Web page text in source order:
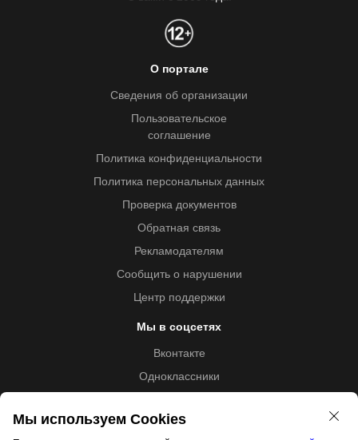
О портале
Сведения об организации
Пользовательское
соглашение
Политика конфиденциальности
Политика персональных данных
Проверка документов
Обратная связь
Рекламодателям
Сообщить о нарушении
Центр поддержки
Мы в соцсетях
Вконтакте
Одноклассники
Мы используем Cookies